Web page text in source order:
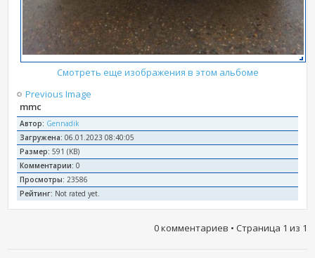
Смотреть еще изображения в этом альбоме
Previous Image
mmc
Автор: Gennadik
Загружена:06.01.2023 08:40:05
Размер:591 (KB)
Комментарии:0
Просмотры:23586
Рейтинг: Not rated yet.
0 комментариев • Страница 1 из 1